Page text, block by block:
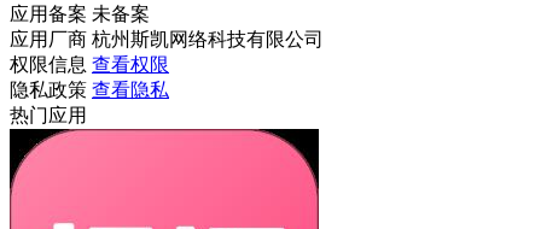
应用备案 未备案
应用厂商 杭州斯凯网络科技有限公司
权限信息 查看权限
隐私政策 查看隐私
热门应用